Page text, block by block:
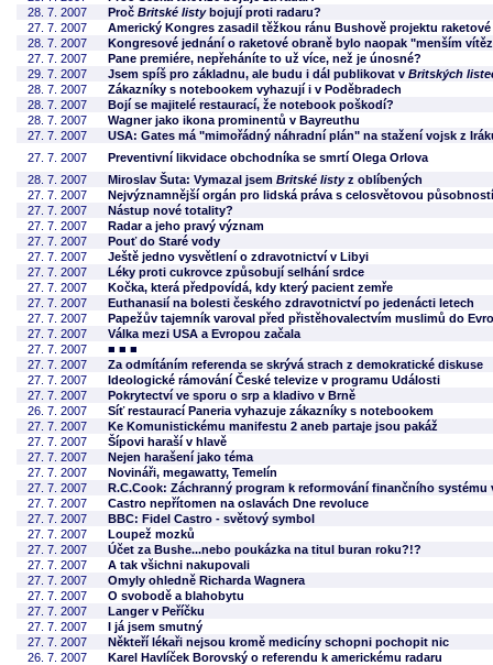
28. 7. 2007
Proč Britské listybojují proti radaru?
27. 7. 2007
Americký Kongres zasadil těžkou ránu Bushově projektu
28. 7. 2007
Kongresové jednání o raketové obraně bylo naopak "menším
27. 7. 2007
Pane premiére, nepřeháníte to už více, než je únosné?
29. 7. 2007
Jsem spíš pro základnu, ale budu i dál publikovat v Britských
28. 7. 2007
Zákazníky s notebookem vyhazují i v Poděbradech
28. 7. 2007
Bojí se majitelé restaurací, že notebook poškodí?
28. 7. 2007
Wagner jako ikona prominentů v Bayreuthu
27. 7. 2007
USA: Gates má "mimořádný náhradní plán" na stažení vojsk z
27. 7. 2007
Preventivní likvidace obchodníka se smrtí Olega Orlova
28. 7. 2007
Miroslav Šuta: Vymazal jsem Britské listyz oblíbených
27. 7. 2007
Nejvýznamnější orgán pro lidská práva s celosvětovou
27. 7. 2007
Nástup nové totality?
27. 7. 2007
Radar a jeho pravý význam
27. 7. 2007
Pouť do Staré vody
27. 7. 2007
Ještě jedno vysvětlení o zdravotnictví v Libyi
27. 7. 2007
Léky proti cukrovce způsobují selhání srdce
27. 7. 2007
Kočka, která předpovídá, kdy který pacient zemře
27. 7. 2007
Euthanasií na bolesti českého zdravotnictví po jedenácti letech
27. 7. 2007
Papežův tajemník varoval před přistěhovalectvím muslimů do
27. 7. 2007
Válka mezi USA a Evropou začala
27. 7. 2007
■ ■ ■
27. 7. 2007
Za odmítáním referenda se skrývá strach z demokratické diskuse
27. 7. 2007
Ideologické rámování České televize v programu Události
27. 7. 2007
Pokrytectví ve sporu o srp a kladivo v Brně
26. 7. 2007
Síť restaurací Paneria vyhazuje zákazníky s notebookem
27. 7. 2007
Ke Komunistickému manifestu 2 aneb partaje jsou pakáž
27. 7. 2007
Šípovi haraší v hlavě
27. 7. 2007
Nejen harašení jako téma
27. 7. 2007
Novináři, megawatty, Temelín
27. 7. 2007
R.C.Cook: Záchranný program k reformování finančního systému
27. 7. 2007
Castro nepřítomen na oslavách Dne revoluce
27. 7. 2007
BBC: Fidel Castro - světový symbol
27. 7. 2007
Loupež mozků
27. 7. 2007
Účet za Bushe...nebo poukázka na titul buran roku?!?
27. 7. 2007
A tak všichni nakupovali
27. 7. 2007
Omyly ohledně Richarda Wagnera
27. 7. 2007
O svobodě a blahobytu
27. 7. 2007
Langer v Peříčku
27. 7. 2007
I já jsem smutný
27. 7. 2007
Někteří lékaři nejsou kromě medicíny schopni pochopit nic
26. 7. 2007
Karel Havlíček Borovský o referendu k americkému radaru